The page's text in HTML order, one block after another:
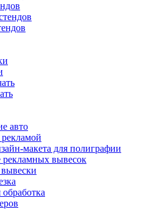
авто
макета для полиграфии
рекламных вывесок